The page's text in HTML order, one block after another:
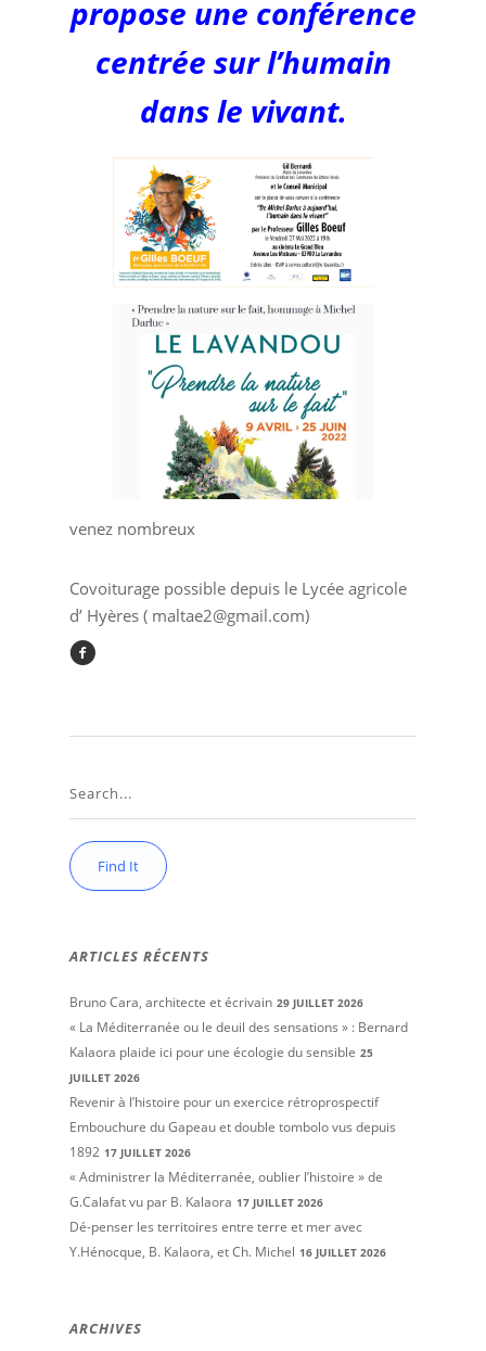
propose une conférence
centrée sur l’humain
dans le vivant.
venez nombreux
Covoiturage possible depuis le Lycée agricole
d’ Hyères ( maltae2@gmail.com)
ARTICLES RÉCENTS
Bruno Cara, architecte et écrivain 29 JUILLET 2026
« La Méditerranée ou le deuil des sensations » : Bernard
Kalaora plaide ici pour une écologie du sensible 25
JUILLET 2026
Revenir à l’histoire pour un exercice rétroprospectif
Embouchure du Gapeau et double tombolo vus depuis
1892 17 JUILLET 2026
« Administrer la Méditerranée, oublier l’histoire » de
G.Calafat vu par B. Kalaora 17 JUILLET 2026
Dé-penser les territoires entre terre et mer avec
Y.Hénocque, B. Kalaora, et Ch. Michel 16 JUILLET 2026
ARCHIVES